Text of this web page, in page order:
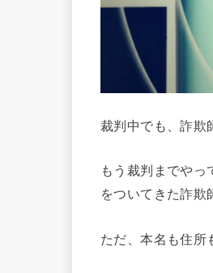
裁判中でも、詐欺
もう裁判までや
をついてきた詐欺
ただ、本名も住所